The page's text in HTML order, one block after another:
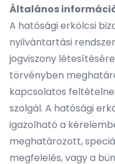
Általános
A hatósági erkölcsi
nyilvántartási
jogviszony
törvényben
kapcsolatos
szolgál. A hatósági
igazolható a
meghatározott,
megfelelés, vagy a